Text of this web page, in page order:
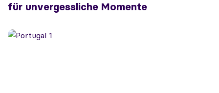
für unvergessliche Momente